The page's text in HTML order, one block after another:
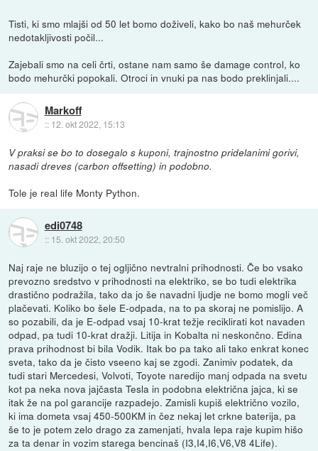
Tisti, ki smo mlajši od 50 let bomo doživeli, kako bo naš mehurček
nedotakljivosti počil...
Zajebali smo na celi črti, ostane nam samo še damage control, ko
bodo mehurčki popokali. Otroci in vnuki pa nas bodo preklinjali....
Markoff
:: 12. okt 2022, 15:13
V praksi se bo to dosegalo s kuponi, trajnostno pridelanimi gorivi,
nasadi dreves (carbon offsetting) in podobno.
Tole je real life Monty Python.
edi0748
:: 15. okt 2022, 20:50
Naj raje ne bluzijo o tej ogljično nevtralni prihodnosti. Če bo vsako
prevozno sredstvo v prihodnosti na elektriko, se bo tudi elektrika
drastično podražila, tako da jo še navadni ljudje ne bomo mogli več
plačevati. Koliko bo šele E-odpada, na to pa skoraj ne pomislijo. A
so pozabili, da je E-odpad vsaj 10-krat težje reciklirati kot navaden
odpad, pa tudi 10-krat dražji. Litija in Kobalta ni neskončno. Edina
prava prihodnost bi bila Vodik. Itak bo pa tako ali tako enkrat konec
sveta, tako da je čisto vseeno kaj se zgodi. Zanimiv podatek, da
tudi stari Mercedesi, Volvoti, Toyote naredijo manj odpada na svetu
kot pa neka nova jajčasta Tesla in podobna električna jajca, ki se
itak že na pol garancije razpadejo. Zamisli kupiš električno vozilo,
ki ima dometa vsaj 450-500KM in čez nekaj let crkne baterija, pa
še to je potem zelo drago za zamenjati, hvala lepa raje kupim hišo
za ta denar in vozim starega bencinaš (I3,I4,I6,V6,V8 4Life).